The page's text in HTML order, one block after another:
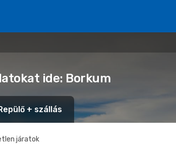
ide: Borkum
+ szállás
járatok